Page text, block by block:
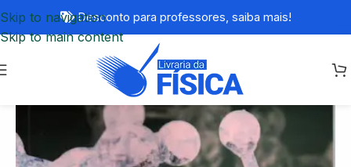
Skip to navigation
Skip to main content
Desconto para professores, saiba mais!